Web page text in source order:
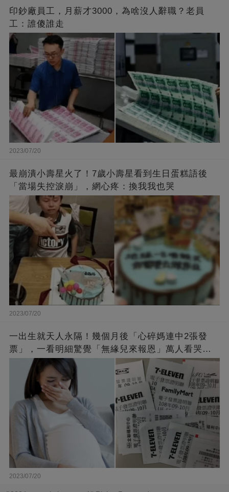
印鈔廠員工，月薪才3000，為啥沒人辭職？老員
工：誰傻誰走
2023/07/20
最崩潰小壽星火了！7歲小壽星看到生日蛋糕語後
「當場失控淚崩」，網心疼：換我我也哭
2023/07/20
一出生就天人永隔！幾個月後「心碎媽連中2張發
票」，一看明細驚覺「無緣兒來報恩」萬人看哭：
會再相遇的
2023/07/20